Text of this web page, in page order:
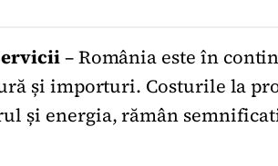
– România este în
și importuri. Costurile la
și energia, rămân